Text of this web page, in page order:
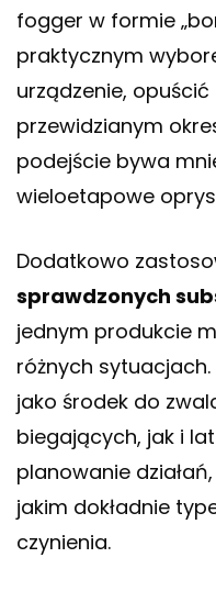
fogger w formie
praktycznym
urządzenie,
przewidzianym
podejście bywa
wieloetapowe
Dodatkowo
sprawdzonych
jednym produkcie
różnych
jako środek do
biegających, jak i
planowanie
jakim dokładnie
czynienia.